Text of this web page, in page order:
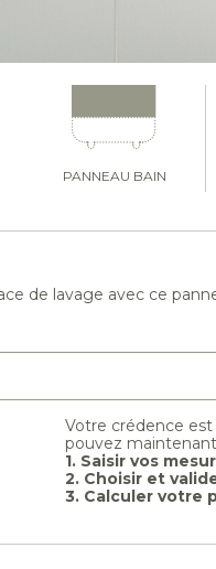
PANNEAU BAIN
de lavage avec ce
Votre crédence est
pouvez
1. Saisir vos
2. Choisir et
3. Calculer votre